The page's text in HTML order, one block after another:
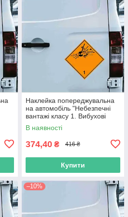
Наклейка попереджувальна
на автомобіль "Небезпечні
вантажі класу 1. Вибухові
речовини" з оракалу
В наявності
374,40 ₴ 416 ₴
Купити
–10%